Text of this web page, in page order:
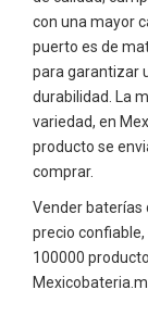
con una mayor
puerto es de
para garantizar
durabilidad. La
variedad, en
producto se
comprar.
Vender baterías
precio
100000